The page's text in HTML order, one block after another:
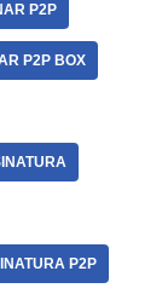
P2P
P2P BOX
P2P